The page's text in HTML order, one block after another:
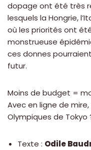
dopage ont été très
lesquels la Hongrie,
où les priorités ont
monstrueuse
ces donnes
futur.
Moins de budget =
Avec en ligne de mire,
Olympiques de Tokyo
Texte : Odile